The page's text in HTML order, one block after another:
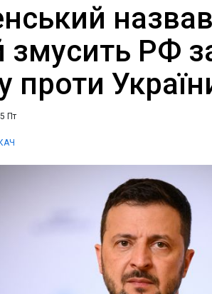
змусить РФ
проти
Пт